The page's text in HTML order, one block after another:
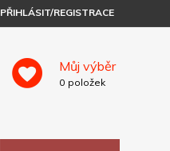
PŘIHLÁSIT/REGISTRACE
Můj výběr
0 položek